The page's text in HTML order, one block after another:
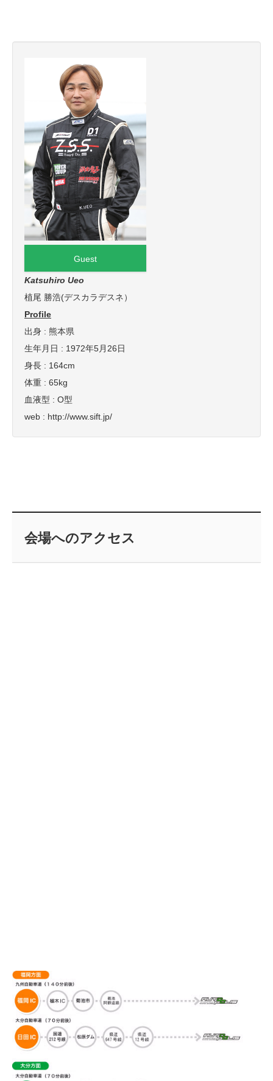
Guest
Katsuhiro Ueo
植尾 勝浩(デスカラデスネ）
Profile
出身 : 熊本県
生年月日 : 1972年5月26日
身長 : 164cm
体重 : 65kg
血液型 : O型
web : http://www.sift.jp/
会場へのアクセス